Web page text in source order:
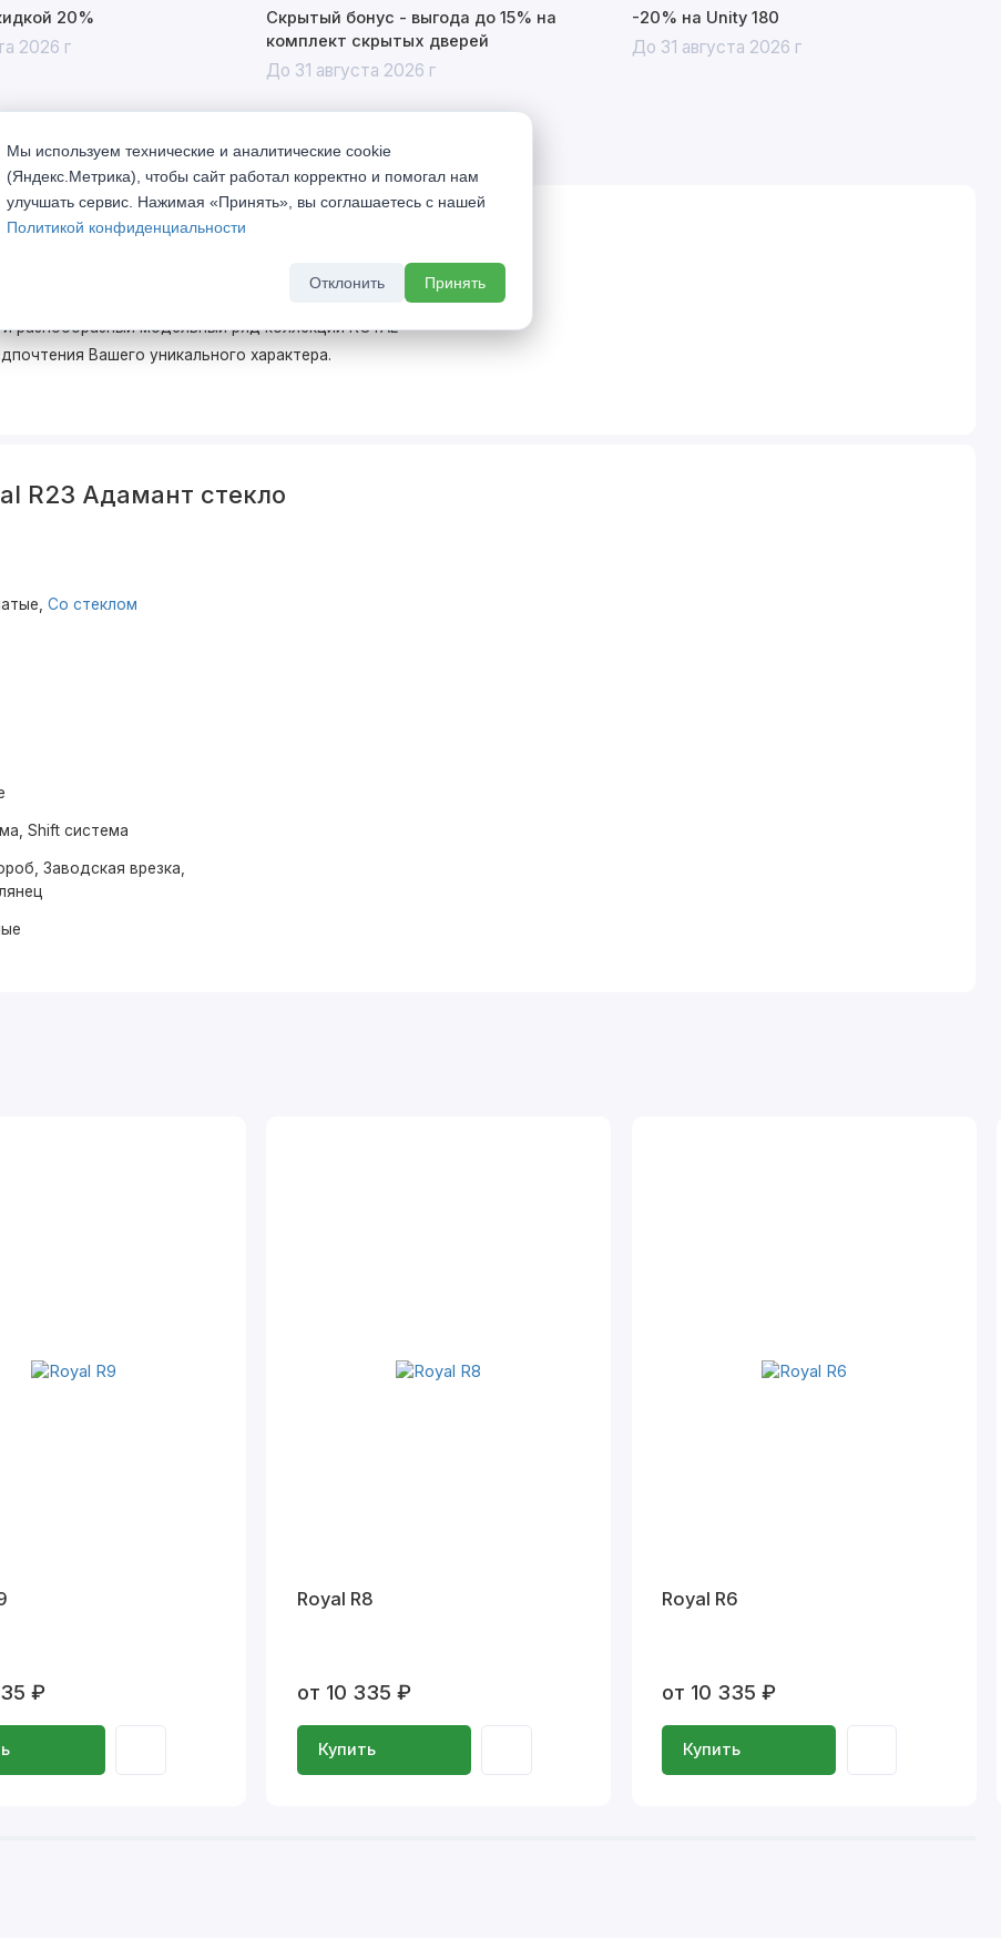
20%
2026 г
Скрытый бонус - выгода до 15% на
комплект скрытых дверей
До 31 августа 2026 г
-20% на Unity 180
До 31 августа 2026 г
к себе домой, где даже двери соответствуют
разнообразный модельный ряд коллекции ROYAL
Вашего уникального характера.
R23 Адамант стекло
Со стеклом
Shift система
Заводская врезка,
₽
Royal R8
от 10 335 ₽
Купить
Royal R6
от 10 335 ₽
Купить
Мы используем технические и аналитические cookie
(Яндекс.Метрика), чтобы сайт работал корректно и помогал нам
улучшать сервис. Нажимая «Принять», вы соглашаетесь с нашей
Политикой конфиденциальности
Отклонить Принять